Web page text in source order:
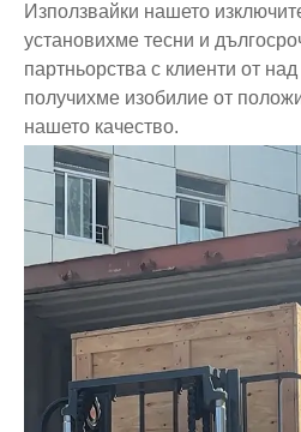
Използвайки нашето
установихме тесни и
партньорства с клиенти от
получихме изобилие от
нашето качество.